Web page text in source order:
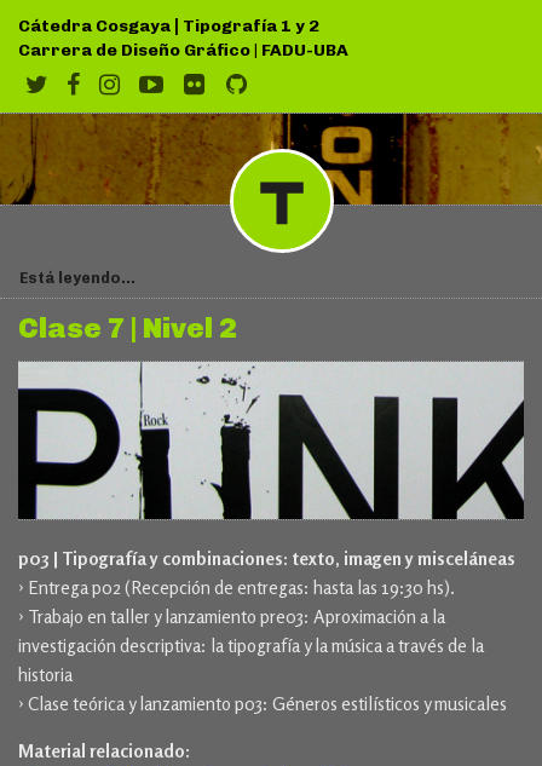
Cátedra Cosgaya | Tipografía 1 y 2
Carrera de Diseño Gráfico| FADU-UBA
Está leyendo...
Clase 7 | Nivel 2
p03 | Tipografía y combinaciones: texto, imagen y misceláneas
› Entrega p02 (Recepción de entregas: hasta las 19:30 hs).
› Trabajo en taller y lanzamiento pre03: Aproximación a la
investigación descriptiva: la tipografía y la música a través de la
historia
› Clase teórica y lanzamiento p03: Géneros estilísticos y musicales
Material relacionado: